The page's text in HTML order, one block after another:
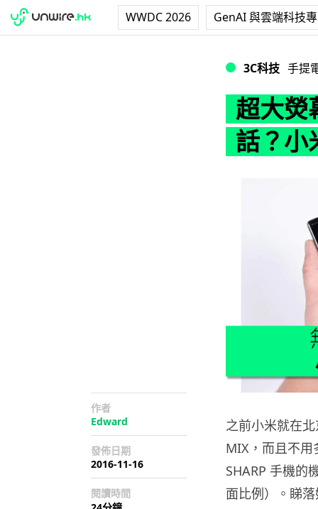
WWDC 2026 GenAI 與雲端科技
3C科技 手提
超大熒
話？小
作者
Edward
發佈日期
2016-11-16
閱讀時間
之前小米就在
MIX，而且不用
SHARP 手機的
面比例）。睇